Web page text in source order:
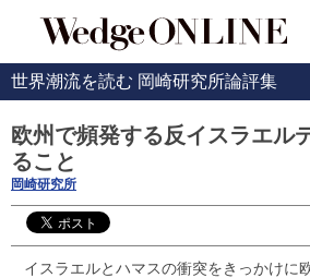
世界潮流を読む 岡崎研究所論評集
欧州で頻発する反イスラエル
ること
岡崎研究所
イスラエルとハマスの衝突をきっかけに